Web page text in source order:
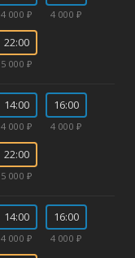
4 000 ₽ 4 000 ₽
22:00
5 000 ₽
14:00
4 000 ₽
16:00
4 000 ₽
22:00
5 000 ₽
14:00
4 000 ₽
16:00
4 000 ₽